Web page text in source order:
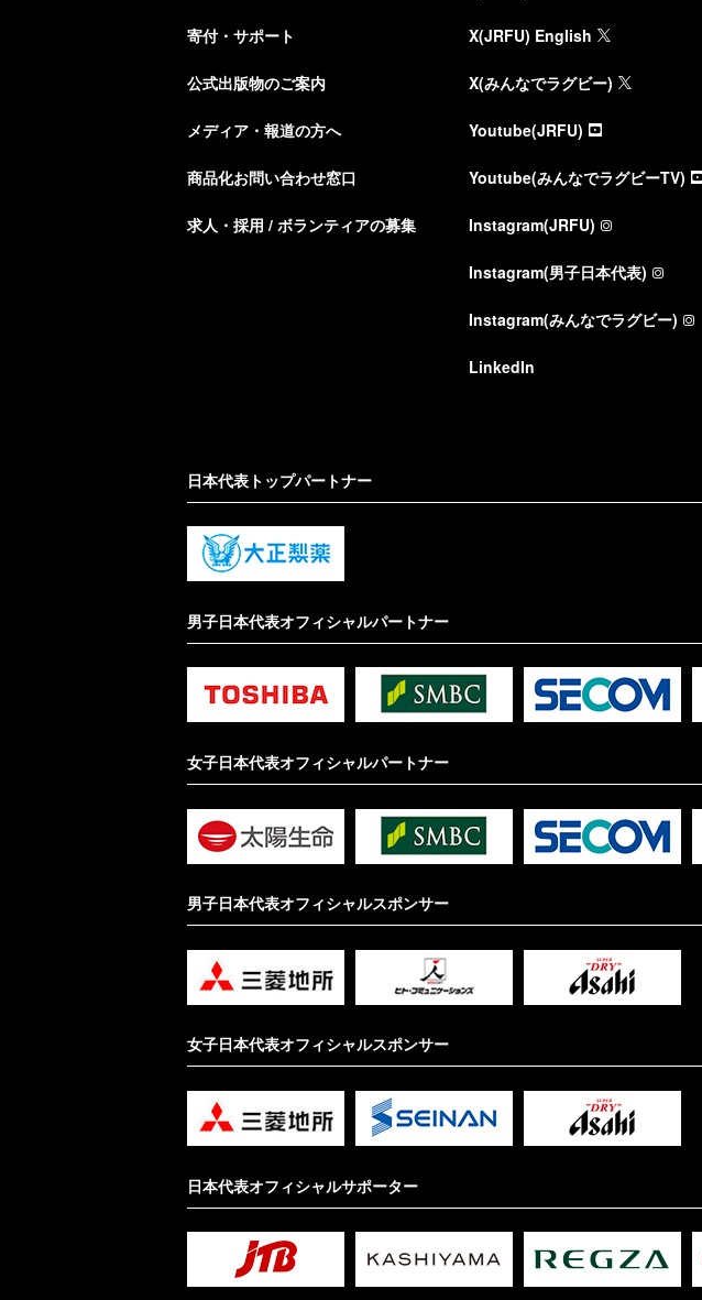
寄付・サポート
公式出版物のご案内
メディア・報道の方へ
商品化お問い合わせ窓口
求人・採用 / ボランティアの募集
X(JRFU) English
X(みんなでラグビー)
Youtube(JRFU)
Youtube(みんなでラグビーTV)
Instagram(JRFU)
Instagram(男子日本代表)
Instagram(みんなでラグビー)
LinkedIn
日本代表トップパートナー
男子日本代表オフィシャルパートナー
女子日本代表オフィシャルパートナー
男子日本代表オフィシャルスポンサー
女子日本代表オフィシャルスポンサー
日本代表オフィシャルサポーター